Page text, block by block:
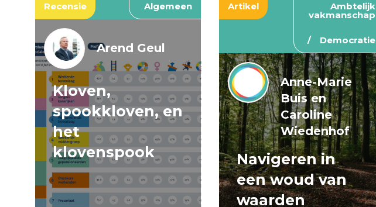
Recensie Algemeen
Arend Geul
Kloven,
spookkloven, en
het
klovenspook
Artikel Ambtelijk
vakmanschap
Democratie
Anne-Marie
Buis en
Caroline
Wiedenhof
Navigeren in
een woud van
waarden